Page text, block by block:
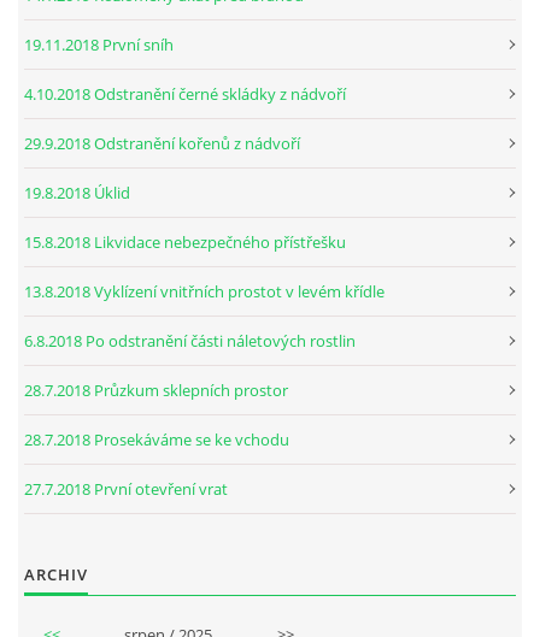
19.11.2018 První sníh
4.10.2018 Odstranění černé skládky z nádvoří
29.9.2018 Odstranění kořenů z nádvoří
19.8.2018 Úklid
15.8.2018 Likvidace nebezpečného přístřešku
13.8.2018 Vyklízení vnitřních prostot v levém křídle
6.8.2018 Po odstranění části náletových rostlin
28.7.2018 Průzkum sklepních prostor
28.7.2018 Prosekáváme se ke vchodu
27.7.2018 První otevření vrat
ARCHIV